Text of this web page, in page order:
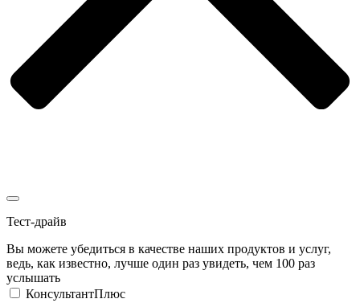
Тест-драйв
Вы можете убедиться в качестве наших продуктов и услуг,
ведь, как известно, лучше один раз увидеть, чем 100 раз
услышать
КонсультантПлюс